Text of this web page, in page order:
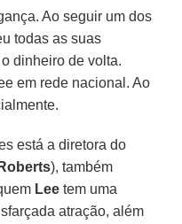
Ao seguir um dos
todas as suas
dinheiro de volta.
em rede nacional. Ao
está a diretora do
), também
Lee tem uma
atração, além